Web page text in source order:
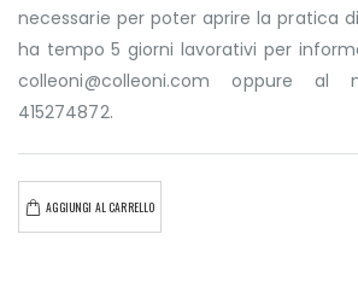
necessarie per poter aprire la pratica
ha tempo 5 giorni lavorativi per
colleoni@colleoni.com oppure
415274872.
AGGIUNGI AL CARRELLO